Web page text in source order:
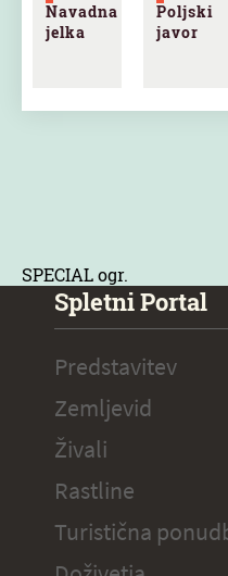
Navadna
jelka
Poljski
javor
SPECIAL ogr.
Spletni Portal
Predstavitev
Zemljevid
Živali
Rastline
Turistična